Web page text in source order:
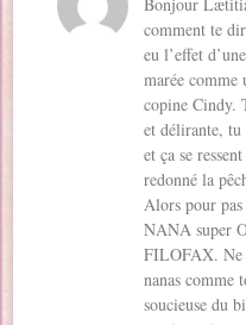
comment te
eu l’effet
marée comme
copine Cindy.
et délirante, tu
et ça se
redonné la
Alors pour pas
NANA super
FILOFAX. Ne
nanas comme
soucieuse du